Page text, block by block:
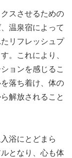
スさせるための
温泉宿によって
リフレッシュプ
。これにより、
ョンを感じるこ
落ち着け、体の
解放されること
浴にとどまら
となり、心も体